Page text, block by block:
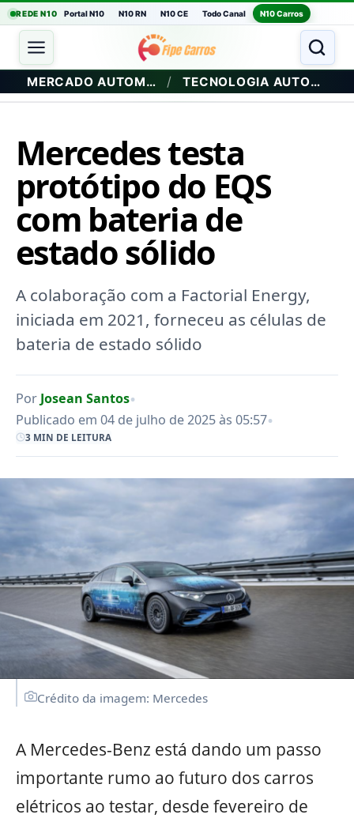
REDE N10 Portal N10 N10 RN N10 CE Todo Canal N10 Carros
MERCADO AUTOMOTIVO / TECNOLOGIA AUTOMOTIVA
Mercedes testa
protótipo do EQS
com bateria de
estado sólido
A colaboração com a Factorial Energy,
iniciada em 2021, forneceu as células de
bateria de estado sólido
Por Josean Santos•
Publicado em 04 de julho de 2025 às 05:57•
3 MIN DE LEITURA
Crédito da imagem: Mercedes
A Mercedes-Benz está dando um passo
importante rumo ao futuro dos carros
elétricos ao testar, desde fevereiro de